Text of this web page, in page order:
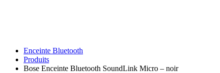
Enceinte Bluetooth
Produits
Bose Enceinte Bluetooth SoundLink Micro – noir